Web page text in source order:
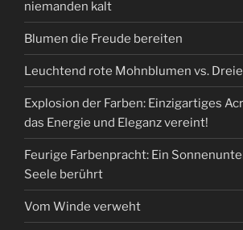
niemanden kalt
Blumen die Freude bereiten
Leuchtend rote Mohnblumen vs.
Explosion der Farben: Einzigartiges
das Energie und Eleganz vereint!
Feurige Farbenpracht: Ein
Seele berührt
Vom Winde verweht